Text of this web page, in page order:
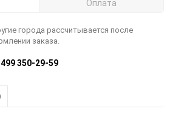
Оплата
города рассчитывается после
заказа.
499 350-29-59